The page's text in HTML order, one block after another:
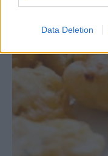
Data Deletion